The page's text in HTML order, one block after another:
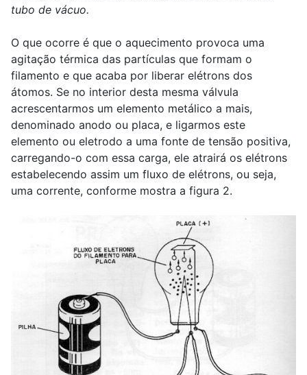
tubo de vácuo.
O que ocorre é que o aquecimento provoca uma
agitação térmica das partículas que formam o
filamento e que acaba por liberar elétrons dos
átomos. Se no interior desta mesma válvula
acrescentarmos um elemento metálico a mais,
denominado anodo ou placa, e ligarmos este
elemento ou eletrodo a uma fonte de tensão positiva,
carregando-o com essa carga, ele atrairá os elétrons
estabelecendo assim um fluxo de elétrons, ou seja,
uma corrente, conforme mostra a figura 2.